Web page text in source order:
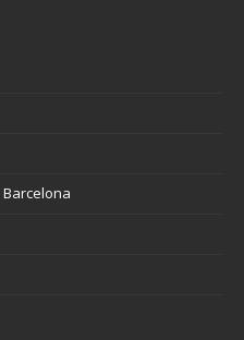
Barcelona